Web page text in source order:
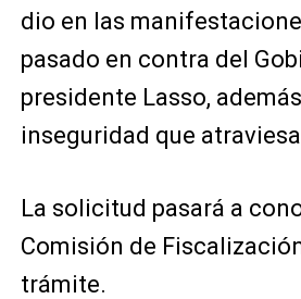
dio en las
pasado en contra del
presidente Lasso,
inseguridad que
La solicitud pasará a
Comisión de
trámite.